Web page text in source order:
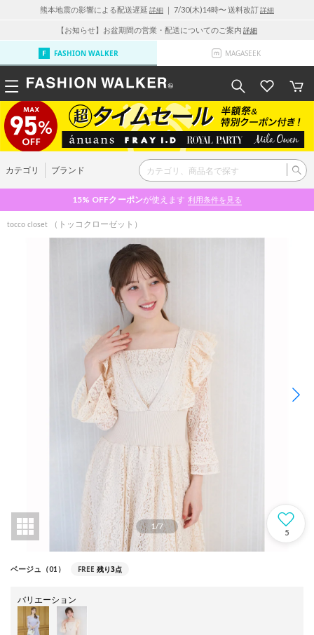
熊本地震の影響による配送遅延 詳細 ｜ 7/30(木)14時〜 送料改訂詳細
【お知らせ】お盆期間の営業・配送についてのご案内 詳細
FASHION WALKER MAGASEEK
カテゴリ ブランド
15% OFFクーポンが使えます 利用条件を見る
tocco closet （トッコクローゼット）
1/7
5
ベージュ（01） FREE 残り3点
バリエーション